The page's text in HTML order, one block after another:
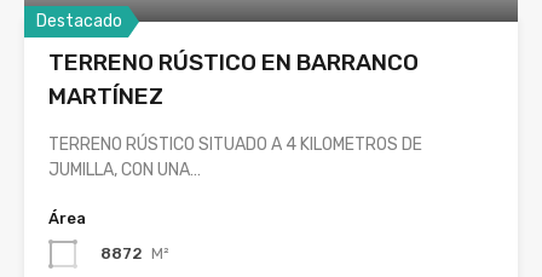
Destacado
TERRENO RÚSTICO EN BARRANCO
MARTÍNEZ
TERRENO RÚSTICO SITUADO A 4 KILOMETROS DE
JUMILLA, CON UNA…
Área
8872 M²